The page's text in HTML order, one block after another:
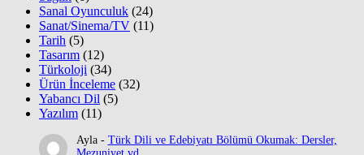
Sanal Oyunculuk (24)
Sanat/Sinema/TV (11)
Tarih (5)
Tasarım (12)
Türkoloji (34)
Ürün İnceleme (32)
Yabancı Dil (5)
Yazılım (11)
Ayla- Türk Dili ve Edebiyatı Bölümü Okumak: Dersler,